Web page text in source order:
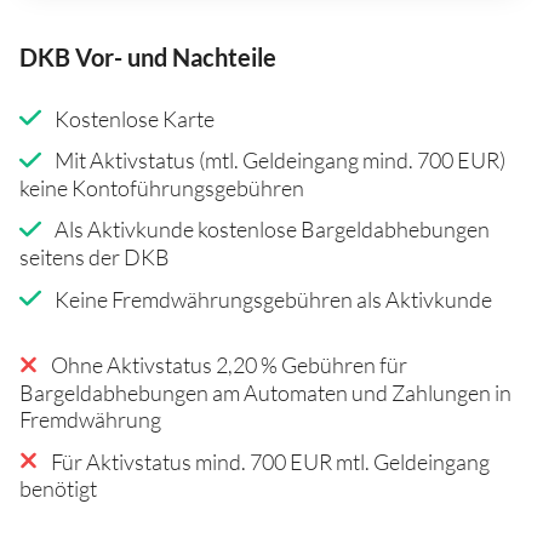
DKB Vor- und Nachteile
Kostenlose Karte
Mit Aktivstatus (mtl. Geldeingang mind. 700 EUR)
keine Kontoführungsgebühren
Als Aktivkunde kostenlose Bargeldabhebungen
seitens der DKB
Keine Fremdwährungsgebühren als Aktivkunde
Ohne Aktivstatus 2,20 % Gebühren für
Bargeldabhebungen am Automaten und Zahlungen in
Fremdwährung
Für Aktivstatus mind. 700 EUR mtl. Geldeingang
benötigt